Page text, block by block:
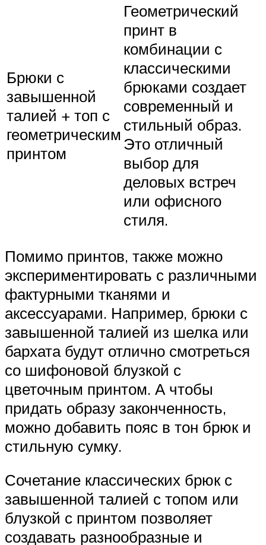
Брюки с
завышенной
талией + топ с
геометрическим
принтом
Геометрический
принт в
комбинации с
классическими
брюками создает
современный и
стильный образ.
Это отличный
выбор для
деловых встреч
или офисного
стиля.
Помимо принтов, также можно
экспериментировать с различными
фактурными тканями и
аксессуарами. Например, брюки с
завышенной талией из шелка или
бархата будут отлично смотреться
со шифоновой блузкой с
цветочным принтом. А чтобы
придать образу законченность,
можно добавить пояс в тон брюк и
стильную сумку.
Сочетание классических брюк с
завышенной талией с топом или
блузкой с принтом позволяет
создавать разнообразные и